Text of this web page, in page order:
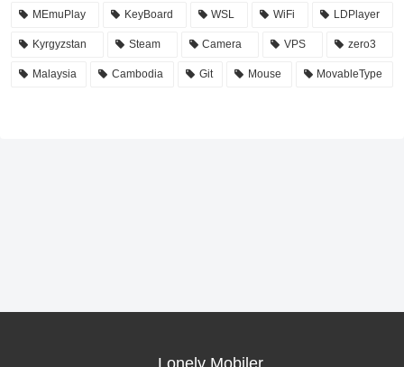
MEmuPlay KeyBoard WSL WiFi LDPlayer
Kyrgyzstan Steam Camera VPS zero3
Malaysia Cambodia Git Mouse MovableType
Lonely Mobiler